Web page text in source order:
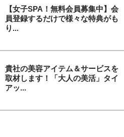
【女子SPA！無料会員募集中】会
員登録するだけで様々な特典がも
り...
貴社の美容アイテム＆サービスを
取材します！「大人の美活」タイ
アッ...